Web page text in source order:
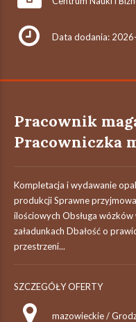
Data dodania:
Pracownik
Pracowniczka
Kompletacja i wydawanie
produkcji Sprawne
ilościowych Obsługa
załadunkach Dbałość o
przestrzeni...
SZCZEGÓŁY OFERTY
mazowieckie /